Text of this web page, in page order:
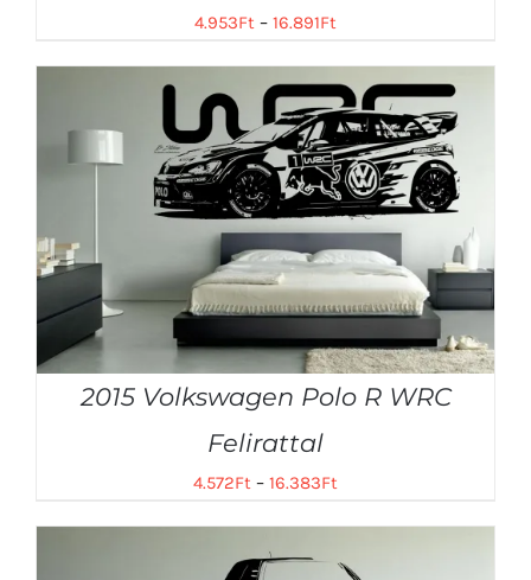
4.953Ft – 16.891Ft
2015 Volkswagen Polo R WRC
Felirattal
4.572Ft – 16.383Ft